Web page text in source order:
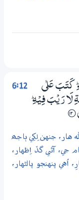
6:12
كَتَبَ عَلٰي
لَا رَيْبَ فِيْهِ
؀12
هار، جنهن لِکِي ٻاجھ
جي، آڻي گڏ اِظهار،
پنهنجو پالڻهار،